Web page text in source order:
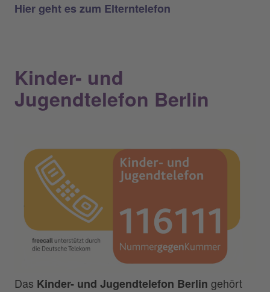
Hier geht es zum Elterntelefon
Kinder- und
Jugendtelefon Berlin
Das Kinder- und Jugendtelefon Berlin gehört